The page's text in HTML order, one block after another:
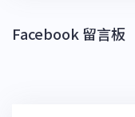
Facebook 留言板